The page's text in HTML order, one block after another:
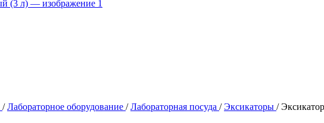
/ Лабораторное оборудование / Лабораторная посуда / Эксикаторы /